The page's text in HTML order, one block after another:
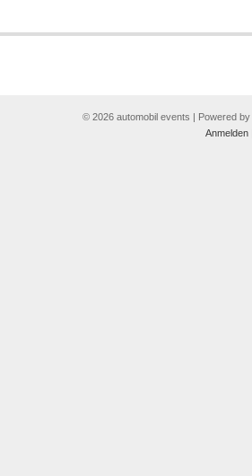
© 2026 automobil events | Powered by
Anmelden|